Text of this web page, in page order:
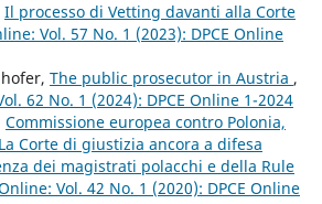
Il processo di Vetting davanti alla Corte
Vol. 57 No. 1 (2023): DPCE Online
The public prosecutor in Austria ,
62 No. 1 (2024): DPCE Online 1-2024
Commissione europea contro Polonia,
Corte di giustizia ancora a difesa
dei magistrati polacchi e della Rule
Vol. 42 No. 1 (2020): DPCE Online